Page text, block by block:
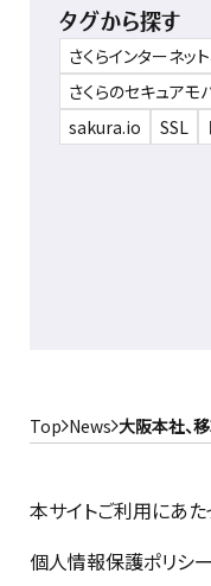
タグから探す
さくらインターネッ
さくらのセキュアモ
sakura.io
SSL
Top News 大阪本社、
本サイトご利用にあた
個人情報保護ポリシー